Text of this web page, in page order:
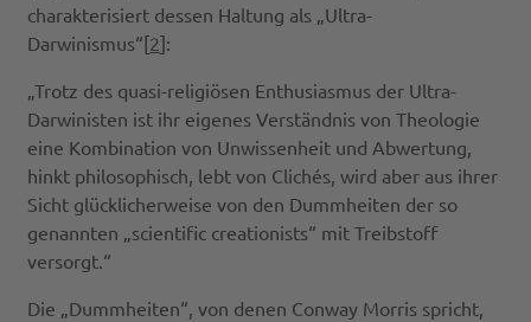
charakterisiert dessen Haltung als „Ultra-
Darwinismus“[2]:
„Trotz des quasi-religiösen Enthusiasmus der Ultra-
Darwinisten ist ihr eigenes Verständnis von Theologie
eine Kombination von Unwissenheit und Abwertung,
hinkt philosophisch, lebt von Clichés, wird aber aus ihrer
Sicht glücklicherweise von den Dummheiten der so
genannten „scientific creationists“ mit Treibstoff
versorgt.“
Die „Dummheiten“, von denen Conway Morris spricht,